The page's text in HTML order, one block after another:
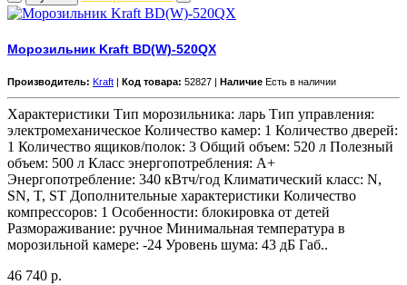
Морозильник Kraft BD(W)-520QX
Производитель: Kraft | Код товара: 52827 | Наличие Есть в наличии
Характеристики Тип морозильника: ларь Тип управления:
электромеханическое Количество камер: 1 Количество дверей:
1 Количество ящиков/полок: 3 Общий объем: 520 л Полезный
объем: 500 л Класс энергопотребления: A+
Энергопотребление: 340 кВтч/год Климатический класс: N,
SN, T, ST Дополнительные характеристики Количество
компрессоров: 1 Особенности: блокировка от детей
Размораживание: ручное Минимальная температура в
морозильной камере: -24 Уровень шума: 43 дБ Габ..
46 740 р.